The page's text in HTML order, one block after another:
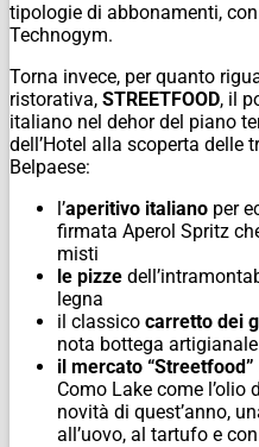
tipologie di abbonamenti,
Technogym.
Torna invece, per quanto
ristorativa, STREETFOOD, il
italiano nel dehor del piano
dell’Hotel alla scoperta delle
Belpaese:
l’aperitivo italiano per
firmata Aperol Spritz
misti
le pizze
legna
il classico carretto dei
nota bottega
il mercato “Streetfood”
Como Lake come l’olio
novità di quest’anno,
all’uovo, al tartufo e